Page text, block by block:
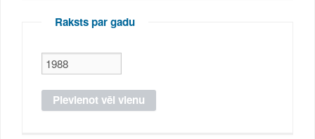
Raksts par gadu